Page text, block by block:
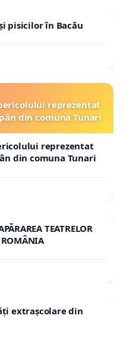
pisicilor în Bacău
reprezentat
din comuna Tunari
reprezentat
din comuna Tunari
TEATRELOR
ROMÂNIA
extrașcolare din